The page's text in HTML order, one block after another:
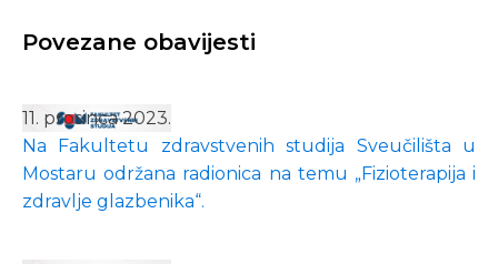
Povezane obavijesti
11. prosinca 2023.
Na Fakultetu zdravstvenih studija Sveučilišta u
Mostaru održana radionica na temu „Fizioterapija i
zdravlje glazbenika“.